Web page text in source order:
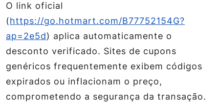
O link oficial
(https://go.hotmart.com/B77752154G?
ap=2e5d) aplica automaticamente o
desconto verificado. Sites de cupons
genéricos frequentemente exibem códigos
expirados ou inflacionam o preço,
comprometendo a segurança da transação.